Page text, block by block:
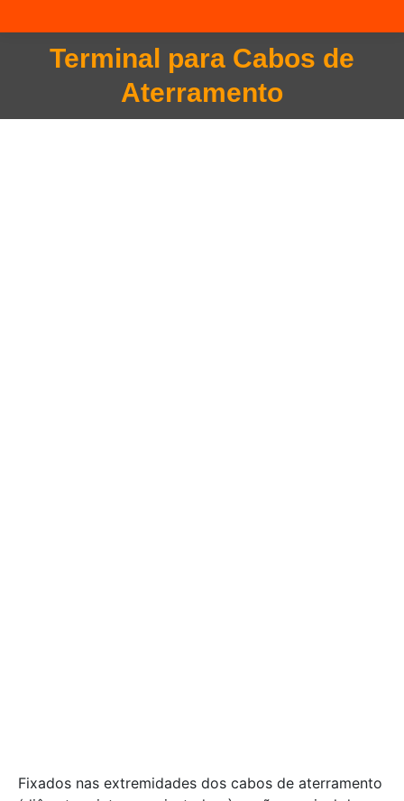
Terminal para Cabos de
Aterramento
Você está aqui:
Fixados nas extremidades dos cabos de aterramento